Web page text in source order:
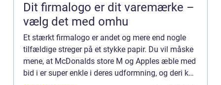
Dit firmalogo er dit varemærke –
vælg det med omhu
Et stærkt firmalogo er andet og mere end nogle
tilfældige streger på et stykke papir. Du vil måske
mene, at McDonalds store M og Apples æble med
bid i er super enkle i deres udformning, og deri kan